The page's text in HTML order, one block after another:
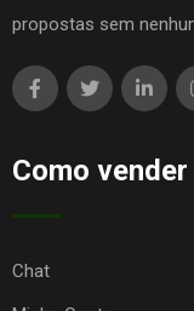
propostas sem
Como vender
Chat